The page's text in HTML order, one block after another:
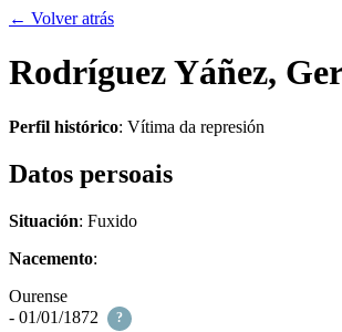
← Volver atrás
Rodríguez Yáñez,
Perfil histórico: Vítima da represión
Datos persoais
Situación: Fuxido
Nacemento:
Ourense
- 01/01/1872
?